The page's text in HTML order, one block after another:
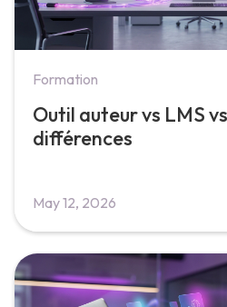
Formation
Outil auteur vs LMS
différences
May 12, 2026